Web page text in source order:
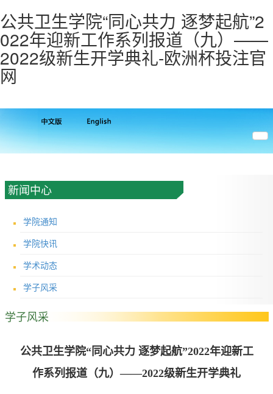
公共卫生学院“同心共力 逐梦起航”2
022年迎新工作系列报道（九）——
2022级新生开学典礼-欧洲杯投注官
网
新闻中心
学院通知
学院快讯
学术动态
学子风采
学子风采
公共卫生学院“同心共力 逐梦起航”2022年迎新工
作系列报道（九）——2022级新生开学典礼